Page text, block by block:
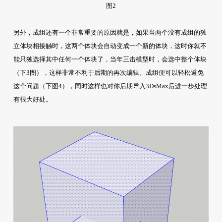
图2
另外，成组还有一个非常重要的原因就是，如果当两个没有成组的独
立体块相接触时，这两个体块会自动变成一个新的体块，这时你就不
能只独选择其中任何一个体块了，当年三击模型时，会选中整个体块
（下3图），这样非常不利于后期的再次编辑。成组便可以轻松避免
这个问题（下图4），同时这样也对你后期导入3DsMax后进一步处理
有很大好处。